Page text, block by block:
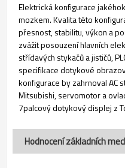
Elektrická konfigurace
mozkem. Kvalita této
přesnost, stabilitu, výkon a
zvážit posouzení hlavních
střídavých stykačů a jističů,
specifikace dotykové
konfigurace by zahrnoval AC
Mitsubishi, servomotor a
7palcový dotykový displej z
Hodnocení základních